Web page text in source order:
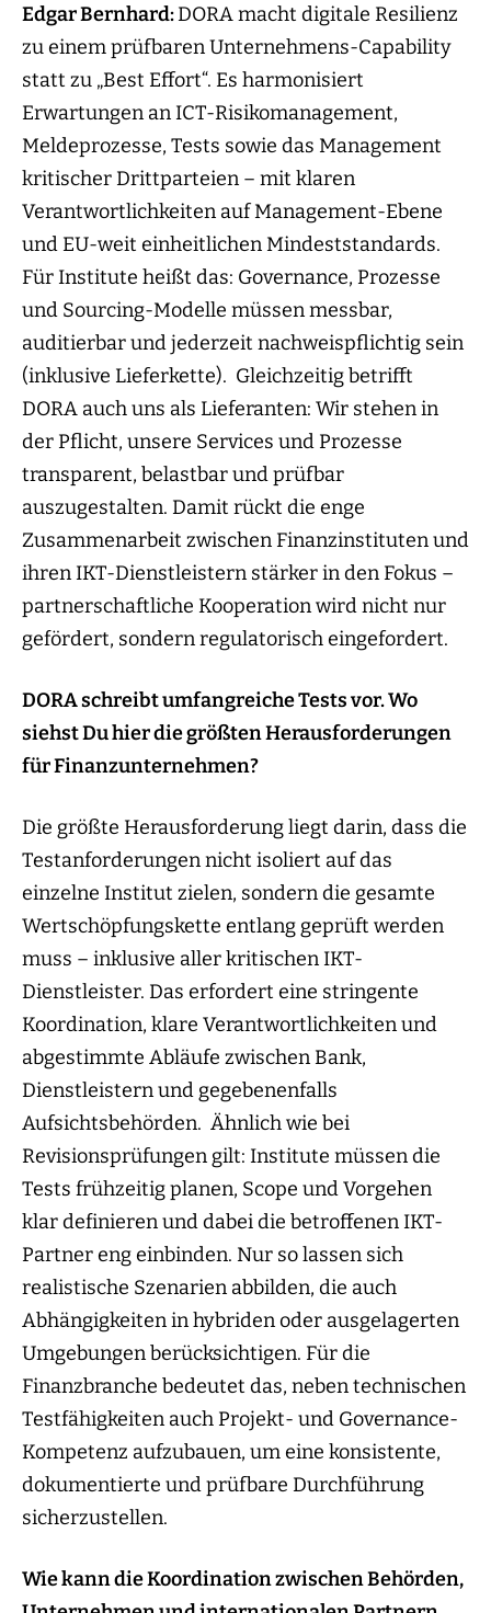
Edgar Bernhard:DORA macht digitale Resilienz
zu einem prüfbaren Unternehmens-Capability
statt zu „Best Effort“. Es harmonisiert
Erwartungen an ICT-Risikomanagement,
Meldeprozesse, Tests sowie das Management
kritischer Drittparteien – mit klaren
Verantwortlichkeiten auf Management-Ebene
und EU-weit einheitlichen Mindeststandards.
Für Institute heißt das: Governance, Prozesse
und Sourcing-Modelle müssen messbar,
auditierbar und jederzeit nachweispflichtig sein
(inklusive Lieferkette). Gleichzeitig betrifft
DORA auch uns als Lieferanten: Wir stehen in
der Pflicht, unsere Services und Prozesse
transparent, belastbar und prüfbar
auszugestalten. Damit rückt die enge
Zusammenarbeit zwischen Finanzinstituten und
ihren IKT-Dienstleistern stärker in den Fokus –
partnerschaftliche Kooperation wird nicht nur
gefördert, sondern regulatorisch eingefordert.
DORA schreibt umfangreiche Tests vor. Wo
siehst Du hier die größten Herausforderungen
für Finanzunternehmen?
Die größte Herausforderung liegt darin, dass die
Testanforderungen nicht isoliert auf das
einzelne Institut zielen, sondern die gesamte
Wertschöpfungskette entlang geprüft werden
muss – inklusive aller kritischen IKT-
Dienstleister. Das erfordert eine stringente
Koordination, klare Verantwortlichkeiten und
abgestimmte Abläufe zwischen Bank,
Dienstleistern und gegebenenfalls
Aufsichtsbehörden. Ähnlich wie bei
Revisionsprüfungen gilt: Institute müssen die
Tests frühzeitig planen, Scope und Vorgehen
klar definieren und dabei die betroffenen IKT-
Partner eng einbinden. Nur so lassen sich
realistische Szenarien abbilden, die auch
Abhängigkeiten in hybriden oder ausgelagerten
Umgebungen berücksichtigen. Für die
Finanzbranche bedeutet das, neben technischen
Testfähigkeiten auch Projekt- und Governance-
Kompetenz aufzubauen, um eine konsistente,
dokumentierte und prüfbare Durchführung
sicherzustellen.
Wie kann die Koordination zwischen Behörden,